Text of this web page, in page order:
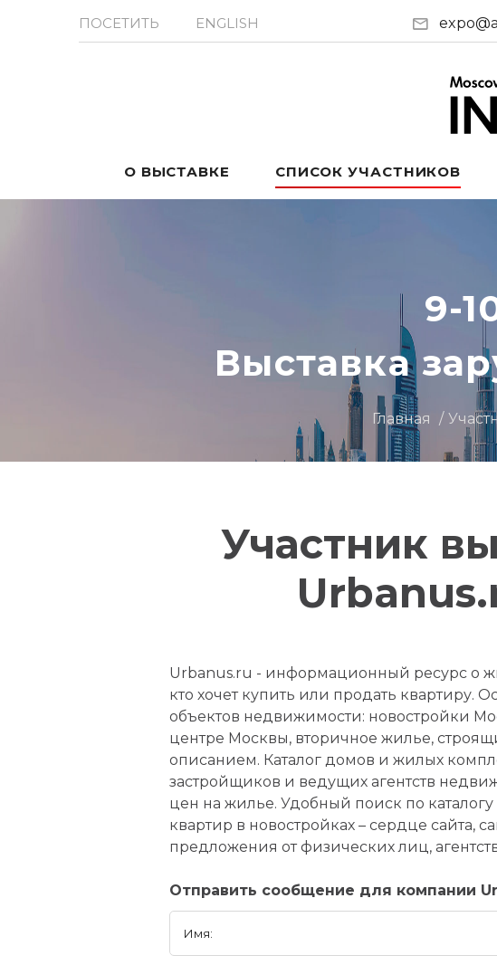
ПОСЕТИТЬ ENGLISH
О ВЫСТАВКЕ СПИСОК УЧАСТНИКОВ
9-
Выставка
Главная
Участник
Urbanus.ru - информационный ресурс о
кто хочет купить или продать квартиру.
объектов недвижимости: новостройки
центре Москвы, вторичное жилье,
описанием. Каталог домов и жилых
застройщиков и ведущих агентств
цен на жилье. Удобный поиск по
квартир в новостройках – сердце
предложения от физических лиц,
Отправить сообщение для компании
Имя: